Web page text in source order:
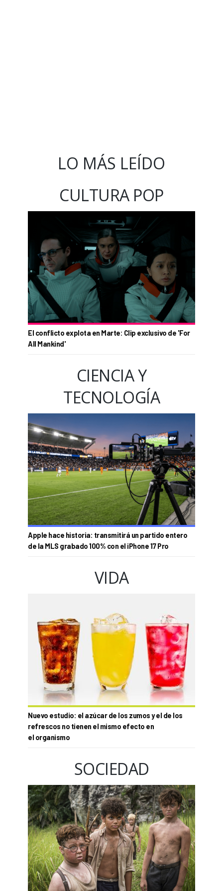
LO MÁS LEÍDO
CULTURA POP
El conflicto explota en Marte: Clip exclusivo de 'For
All Mankind'
CIENCIA Y
TECNOLOGÍA
Apple hace historia: transmitirá un partido entero
de la MLS grabado 100% con el iPhone 17 Pro
VIDA
Nuevo estudio: el azúcar de los zumos y el de los
refrescos no tienen el mismo efecto en
el organismo
SOCIEDAD